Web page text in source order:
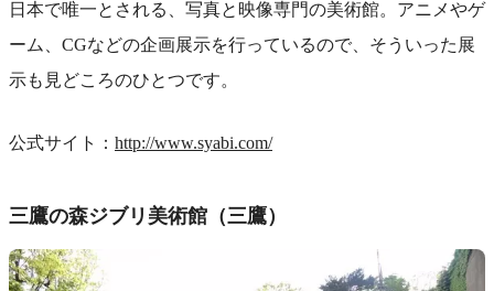
日本で唯一とされる、写真と映像専門の美術館。アニメやゲ
ーム、CGなどの企画展示を行っているので、そういった展
示も見どころのひとつです。
公式サイト： http://www.syabi.com/
三鷹の森ジブリ美術館（三鷹）